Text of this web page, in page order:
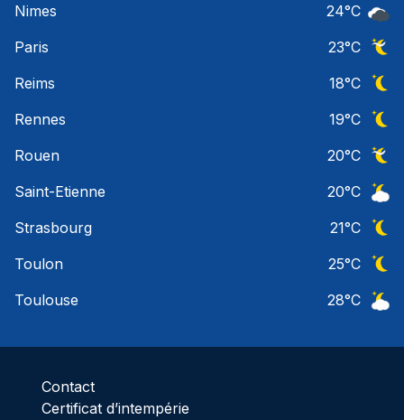
Nimes
24°C
Paris
23°C
Reims
18°C
Rennes
19°C
Rouen
20°C
Saint-Etienne
20°C
Strasbourg
21°C
Toulon
25°C
Toulouse
28°C
Contact
Certificat d’intempérie